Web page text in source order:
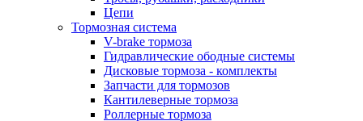
Цепи
Тормозная система
V-brake тормоза
Гидравлические ободные системы
Дисковые тормоза - комплекты
Запчасти для тормозов
Кантилеверные тормоза
Роллерные тормоза